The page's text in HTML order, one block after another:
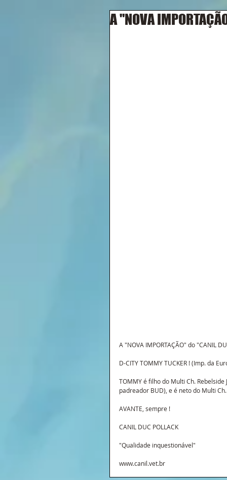
A "NOVA
A "NOVA IMPORTAÇÃO" do "CANIL
D-CITY TOMMY TUCKER ! (Imp. da
TOMMY é filho do Multi Ch.
padreador BUD), e é neto do Multi
AVANTE, sempre !
CANIL DUC POLLACK
"Qualidade inquestionável"
www.canil.vet.br